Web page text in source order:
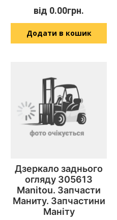
від 0.00грн.
Додати в кошик
Дзеркало заднього
огляду 305613
Manitou. Запчасти
Маниту. Запчастини
Маніту